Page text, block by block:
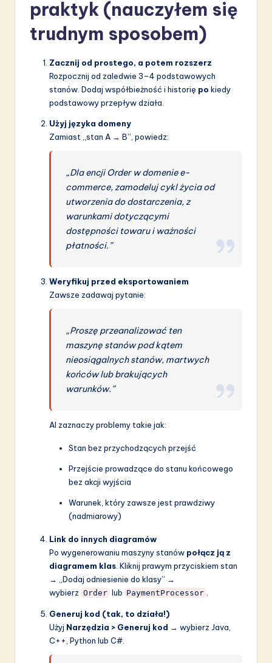
praktyk (nauczyłem się
trudnym sposobem)
Zacznij od prostego, a potem rozszerz
Rozpocznij od zaledwie 3–4 podstawowych
stanów. Dodaj współbieżność i historię po kiedy
podstawowy przepływ działa.
Użyj języka domeny
Zamiast „stan A → B”, powiedz:
„Dla encji Order w domenie e-
commerce, zamodeluj cykl życia od
utworzenia do dostarczenia, z
warunkami dotyczącymi
dostępności towaru i ważności
płatności.”
Weryfikuj przed eksportowaniem
Zawsze zadawaj pytanie:
„Proszę przeanalizować ten
maszynę stanów pod kątem
nieosiągalnych stanów, martwych
końców lub brakujących
warunków.”
AI zaznaczy problemy takie jak:
Stan bez przychodzących przejść
Przejście prowadzące do stanu końcowego
bez akcji wyjścia
Warunek, który zawsze jest prawdziwy
(nadmiarowy)
Link do innych diagramów
Po wygenerowaniu maszyny stanów połącz ją z
diagramem klas . Kliknij prawym przyciskiem stan
→ „Dodaj odniesienie do klasy” →
wybierz Order lub PaymentProcessor
Generuj kod (tak, to działa!)
Użyj Narzędzia > Generuj kod → wybierz Java,
C++, Python lub C#.